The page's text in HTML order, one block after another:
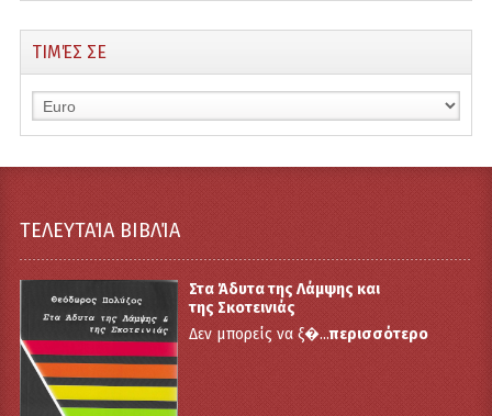
ΤΙΜΈΣ ΣΕ
ΤΕΛΕΥΤΑΊΑ ΒΙΒΛΊΑ
Στα Άδυτα της Λάμψης και
της Σκοτεινιάς
Δεν μπορείς να ξ�...περισσότερο